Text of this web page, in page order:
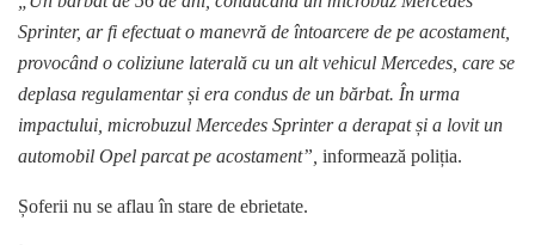
Sprinter, ar fi efectuat o manevră de întoarcere de pe acostament,
provocând o coliziune laterală cu un alt vehicul Mercedes, care se
deplasa regulamentar și era condus de un bărbat. În urma
impactului, microbuzul Mercedes Sprinter a derapat și a lovit un
automobil Opel parcat pe acostament”, informează poliția.
Șoferii nu se aflau în stare de ebrietate.